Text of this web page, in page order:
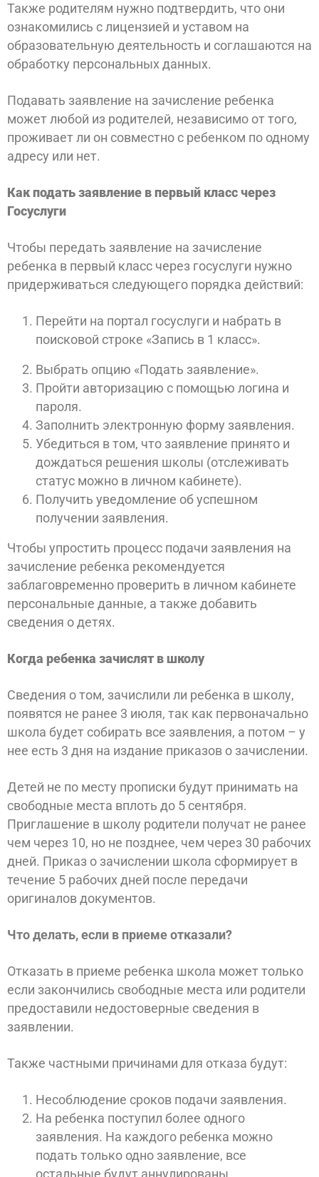
Также родителям нужно подтвердить, что они
ознакомились с лицензией и уставом на
образовательную деятельность и соглашаются на
обработку персональных данных.
Подавать заявление на зачисление ребенка
может любой из родителей, независимо от того,
проживает ли он совместно с ребенком по одному
адресу или нет.
Как подать заявление в первый класс через
Госуслуги
Чтобы передать заявление на зачисление
ребенка в первый класс через госуслуги нужно
придерживаться следующего порядка действий:
Перейти на портал госуслуги и набрать в
поисковой строке «Запись в 1 класс».
Выбрать опцию «Подать заявление».
Пройти авторизацию с помощью логина и
пароля.
Заполнить электронную форму заявления.
Убедиться в том, что заявление принято и
дождаться решения школы (отслеживать
статус можно в личном кабинете).
Получить уведомление об успешном
получении заявления.
Чтобы упростить процесс подачи заявления на
зачисление ребенка рекомендуется
заблаговременно проверить в личном кабинете
персональные данные, а также добавить
сведения о детях.
Когда ребенка зачислят в школу
Сведения о том, зачислили ли ребенка в школу,
появятся не ранее 3 июля, так как первоначально
школа будет собирать все заявления, а потом – у
нее есть 3 дня на издание приказов о зачислении.
Детей не по месту прописки будут принимать на
свободные места вплоть до 5 сентября.
Приглашение в школу родители получат не ранее
чем через 10, но не позднее, чем через 30 рабочих
дней. Приказ о зачислении школа сформирует в
течение 5 рабочих дней после передачи
оригиналов документов.
Что делать, если в приеме отказали?
Отказать в приеме ребенка школа может только
если закончились свободные места или родители
предоставили недостоверные сведения в
заявлении.
Также частными причинами для отказа будут:
Несоблюдение сроков подачи заявления.
На ребенка поступил более одного
заявления. На каждого ребенка можно
подать только одно заявление, все
остальные будут аннулированы.